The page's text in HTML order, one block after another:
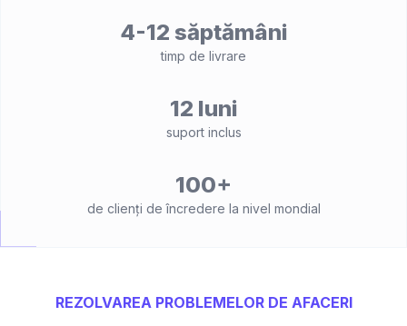
4-12 săptămâni
timp de livrare
12 luni
suport inclus
100+
de clienți de încredere la nivel mondial
REZOLVAREA PROBLEMELOR DE AFACERI